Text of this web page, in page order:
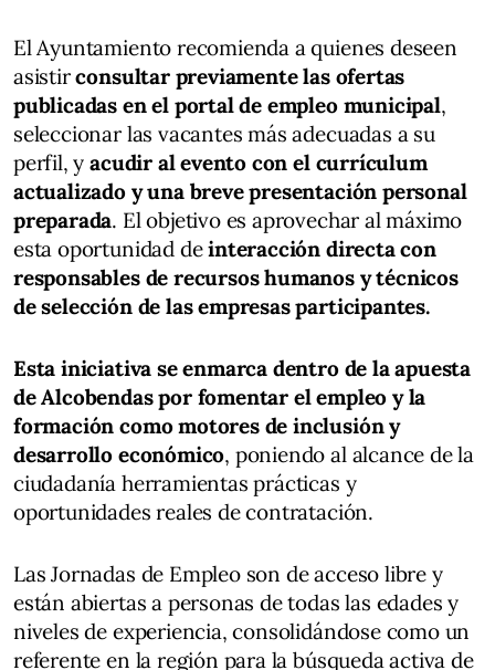
El Ayuntamiento recomienda a quienes deseen
asistirconsultar previamente las ofertas
publicadas en el portal de empleo municipal,
seleccionar las vacantes más adecuadas a su
perfil, yacudir al evento con el currículum
actualizado y una breve presentación personal
preparada. El objetivo es aprovechar al máximo
esta oportunidad deinteracción directa con
responsables de recursos humanos y técnicos
de selección de las empresas participantes.
Esta iniciativa se enmarca dentro de la apuesta
de Alcobendas por fomentar el empleo y la
formación como motores de inclusión y
desarrollo económico, poniendo al alcance de la
ciudadanía herramientas prácticas y
oportunidades reales de contratación.
Las Jornadas de Empleo son de acceso libre y
están abiertas a personas de todas las edades y
niveles de experiencia, consolidándose como un
referente en la región para la búsqueda activa de